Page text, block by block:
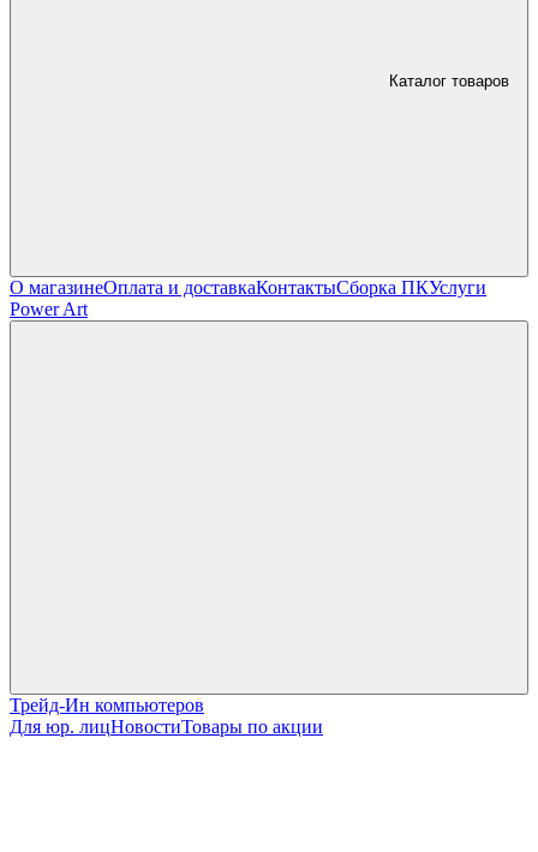
Каталог товаров
О магазинеОплата и доставкаКонтактыСборка ПКУслуги
Power Art
Трейд-Ин компьютеров
Для юр. лицНовостиТовары по акции